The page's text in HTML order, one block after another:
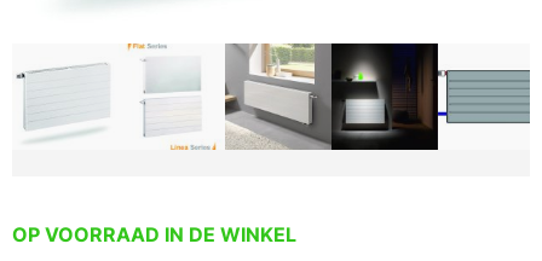
OP VOORRAAD IN DE WINKEL